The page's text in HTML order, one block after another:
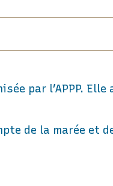
par l’APPP. Elle
de la marée et